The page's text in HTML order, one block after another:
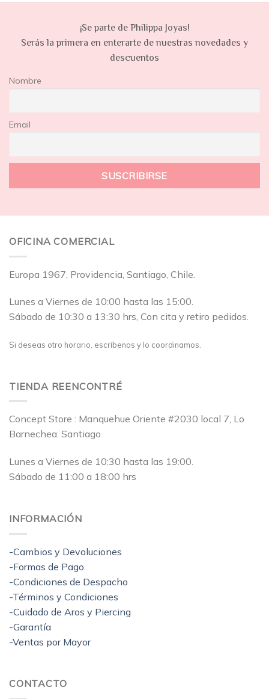
¡Se parte de Philippa Joyas!
Serás la primera en enterarte de nuestras novedades y
descuentos
Nombre
Email
OFICINA COMERCIAL
Europa 1967, Providencia, Santiago, Chile.
Lunes a Viernes de 10:00 hasta las 15:00.
Sábado de 10:30 a 13:30 hrs, Con cita y retiro pedidos.
Si deseas otro horario, escríbenos y lo coordinamos.
TIENDA REENCONTRÉ
Concept Store : Manquehue Oriente #2030 local 7, Lo
Barnechea. Santiago
Lunes a Viernes de 10:30 hasta las 19:00.
Sábado de 11:00 a 18:00 hrs
INFORMACIÓN
-Cambios y Devoluciones
-Formas de Pago
-Condiciones de Despacho
-Términos y Condiciones
-Cuidado de Aros y Piercing
-Garantía
-Ventas por Mayor
CONTACTO